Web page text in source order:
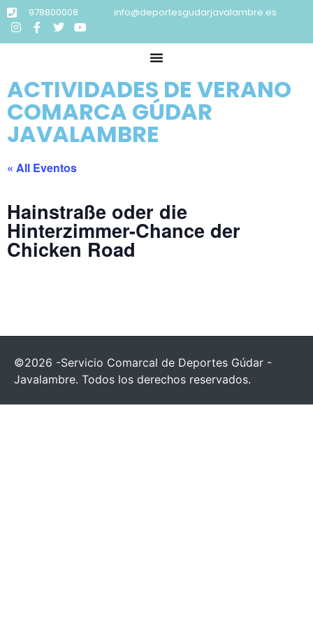
978800008 info@deportesgudarjavalambre.es
ACTIVIDADES DE VERANO
COMARCA GÚDAR
JAVALAMBRE
« All Eventos
Hainstraße oder die
Hinterzimmer-Chance der
Chicken Road
©2026 -Servicio Comarcal de Deportes Gúdar -
Javalambre. Todos los derechos reservados.